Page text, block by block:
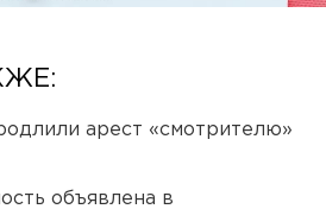
арест «смотрителю»
объявлена в